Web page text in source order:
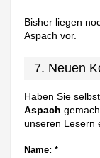
Bisher liegen
Aspach vor.
7. Neuen
Haben Sie
Aspach
unseren Lesern
Name: *